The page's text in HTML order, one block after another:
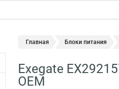
Главная Блоки питания
Exegate
OEM